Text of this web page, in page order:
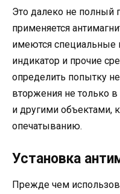
Это далеко не полный
применяется
имеются специальные
индикатор и прочие
определить попытку
вторжения не только в
и другими объектами,
опечатыванию.
Установка
Прежде чем